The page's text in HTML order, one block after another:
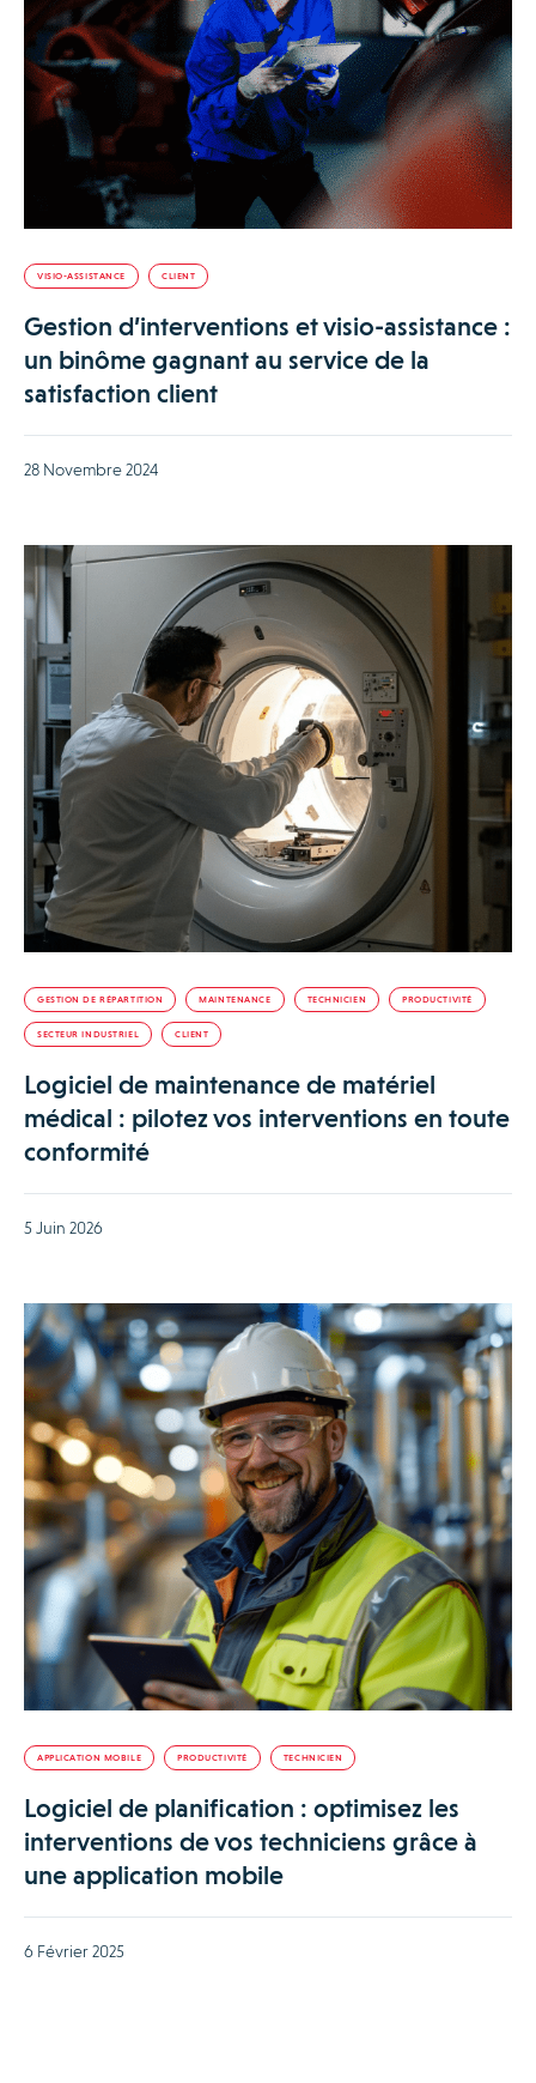
VISIO-ASSISTANCE CLIENT
Gestion d’interventions et visio-assistance :
un binôme gagnant au service de la
satisfaction client
28 Novembre 2024
GESTION DE RÉPARTITION MAINTENANCE TECHNICIEN PRODUCTIVITÉ
SECTEUR INDUSTRIEL CLIENT
Logiciel de maintenance de matériel
médical : pilotez vos interventions en toute
conformité
5 Juin 2026
APPLICATION MOBILE PRODUCTIVITÉ TECHNICIEN
Logiciel de planification : optimisez les
interventions de vos techniciens grâce à
une application mobile
6 Février 2025